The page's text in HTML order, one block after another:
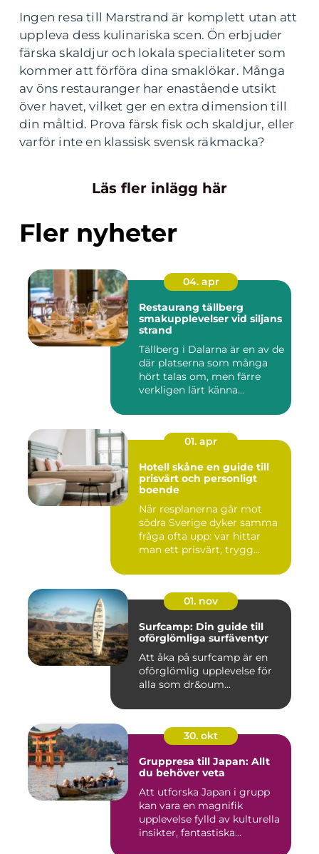
Ingen resa till Marstrand är komplett utan att
uppleva dess kulinariska scen. Ön erbjuder
färska skaldjur och lokala specialiteter som
kommer att förföra dina smaklökar. Många
av öns restauranger har enastående utsikt
över havet, vilket ger en extra dimension till
din måltid. Prova färsk fisk och skaldjur, eller
varför inte en klassisk svensk räkmacka?
Läs fler inlägg här
Fler nyheter
04. apr
Restaurang tällberg
smakupplevelser vid siljans
strand
Tällberg i Dalarna är en av de
där platserna som många
hört talas om, men färre
verkligen lärt känna...
01. apr
Hotell skåne en guide till
prisvärt och personligt
boende
När resplanerna går mot
södra Sverige dyker samma
fråga ofta upp: var hittar
man ett prisvärt, trygg...
01. nov
Surfcamp: Din guide till
oförglömliga surfäventyr
Att åka på surfcamp är en
oförglömlig upplevelse för
alla som dr&oum...
30. okt
Gruppresa till Japan: Allt
du behöver veta
Att utforska Japan i grupp
kan vara en magnifik
upplevelse fylld av kulturella
insikter, fantastiska...